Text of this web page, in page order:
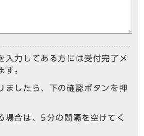
入力してある方には受付完了メ
す。
ましたら、下の確認ボタンを押
場合は、5分の間隔を空けてく